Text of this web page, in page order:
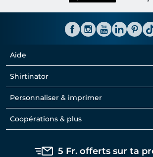
Aide
Shirtinator
Personnaliser & imprimer
Coopérations & plus
5 Fr. offerts sur ta